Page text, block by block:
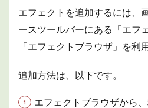
エフェクトを追加するには、
ースツールバーにある「エフ
「エフェクトブラウザ」を利
追加方法は、以下です。
エフェクトブラウザから